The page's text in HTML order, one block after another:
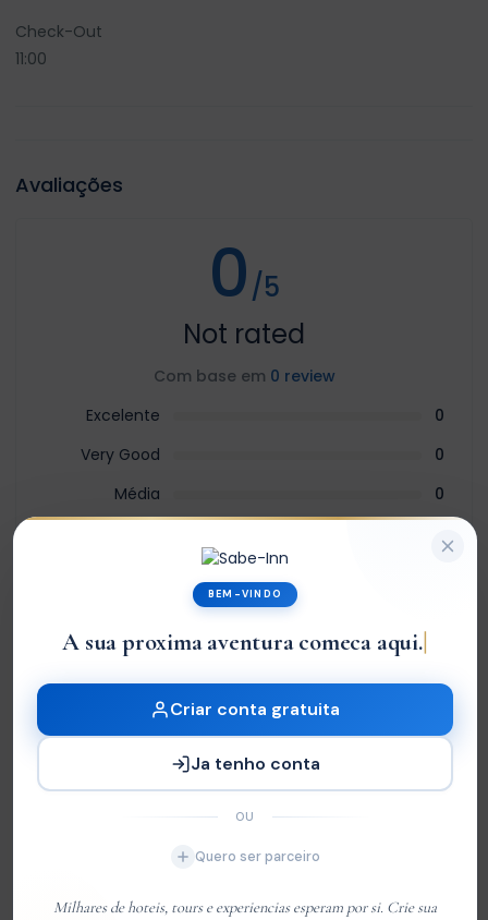
Check-Out
11:00
Avaliações
0/5
Not rated
Com base em 0 review
Excelente
0
Very Good
0
Média
0
Sem Avaliações
log into write review
Customer 01
BEM-VINDO
A sua proxima aventura comeca aqui.
Criar conta gratuita
Ja tenho conta
OU
Quero ser parceiro
Milhares de hoteis, tours e experiencias esperam por si. Crie sua